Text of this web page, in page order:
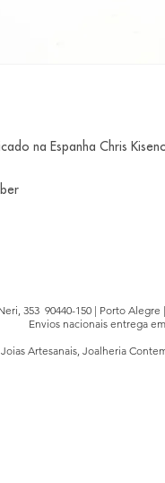
na Espanha Chris
353 90440-150 | Porto
Envios nacionais entrega
Artesanais, Joalheria